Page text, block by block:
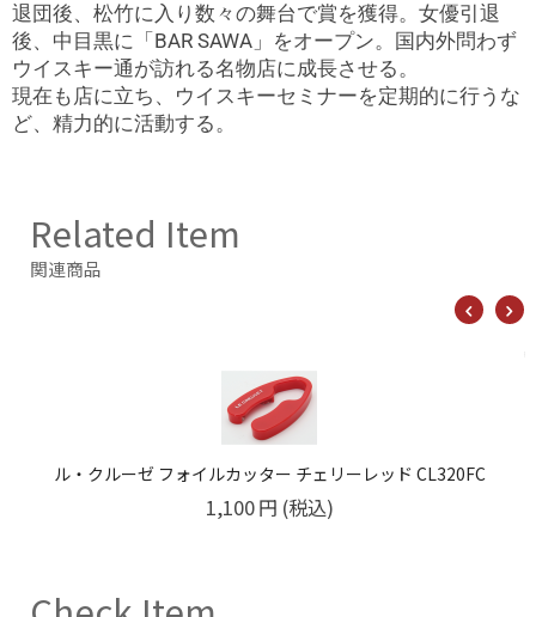
退団後、松竹に入り数々の舞台で賞を獲得。女優引退
後、中目黒に「BAR SAWA」をオープン。国内外問わず
ウイスキー通が訪れる名物店に成長させる。
現在も店に立ち、ウイスキーセミナーを定期的に行うな
ど、精力的に活動する。
Related Item
関連商品
ウイスキー完全バイブル
1,650円(税込)